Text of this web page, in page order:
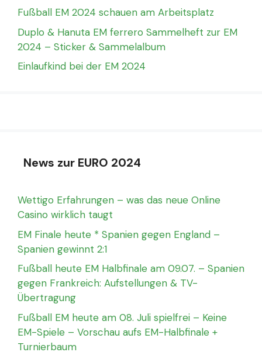
Fußball EM 2024 schauen am Arbeitsplatz
Duplo & Hanuta EM ferrero Sammelheft zur EM
2024 – Sticker & Sammelalbum
Einlaufkind bei der EM 2024
News zur EURO 2024
Wettigo Erfahrungen – was das neue Online
Casino wirklich taugt
EM Finale heute * Spanien gegen England –
Spanien gewinnt 2:1
Fußball heute EM Halbfinale am 09.07. – Spanien
gegen Frankreich: Aufstellungen & TV-
Übertragung
Fußball EM heute am 08. Juli spielfrei – Keine
EM-Spiele – Vorschau aufs EM-Halbfinale +
Turnierbaum